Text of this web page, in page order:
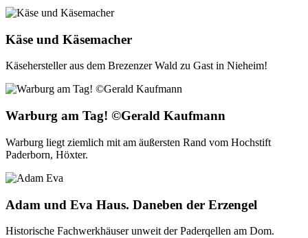
Käse und Käsemacher
Käsehersteller aus dem Brezenzer Wald zu Gast in Nieheim!
Warburg am Tag! ©Gerald Kaufmann
Warburg liegt ziemlich mit am äußersten Rand vom Hochstift
Paderborn, Höxter.
Adam und Eva Haus. Daneben der Erzengel
Historische Fachwerkhäuser unweit der Paderqellen am Dom.